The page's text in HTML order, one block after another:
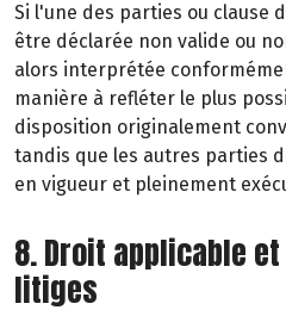
Si l'une des parties ou clause
être déclarée non valide ou
alors interprétée
manière à refléter le plus
disposition originalement
tandis que les autres parties
en vigueur et pleinement
8. Droit applicable
litiges